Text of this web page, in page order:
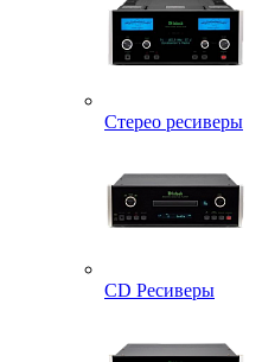
Стерео ресиверы
CD Ресиверы